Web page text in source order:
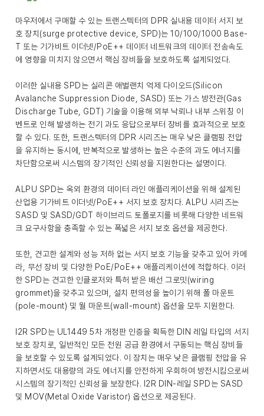
마우저에서 구매할 수 있는 트랜스텍터의 DPR 실내용 데이터 서지 보
호 장치(surge protective device, SPD)는 10/100/1000 Base-
T 또는 기가비트 이더넷/PoE++ 데이터 네트워크의 데이터 전송속도
에 영향을 미치지 않으면서 핵심 장비들을 보호하도록 설계되었다.
이러한 실내용 SPD는 실리콘 애벌랜치 억제 다이오드(Silicon
Avalanche Suppression Diode, SASD) 또는 가스 방전관(Gas
Discharge Tube, GDT) 기술을 이용해 외부 낙뢰나 내부 스위칭 이
벤트로 인해 발생하는 전기 과도 응답으로부터 장비를 효과적으로 보호
할 수 있다. 또한, 트랜스텍터의 DPR 시리즈는 매우 낮은 클램핑 전압
을 유지하는 동시에, 반복적으로 발생하는 높은 수준의 과도 에너지를
차단함으로써 시스템의 장기적인 신뢰성을 지원한다는 설명이다.
ALPU SPD는 옥외 환경의 데이터 라인 애플리케이션을 위해 설계된
산업용 기가비트 이더넷/PoE++ 서지 보호 장치다. ALPU 시리즈는
SASD 및 SASD/GDT 하이브리드 토폴로지를 비롯해 다양한 네트워
크 요구사항을 충족할 수 있는 폭넓은 서지 보호 옵션을 제공한다.
또한, 견고한 설계와 성능 저하 없는 서지 보호 기능을 갖추고 있어 카메
라, 무선 장비 및 다양한 PoE/PoE++ 애플리케이션에 적합하다. 이러
한 SPD는 견고한 인클로저와 특허 받은 배선 그로밋(wiring
grommet)을 갖추고 있으며, 설치 편의성을 높이기 위해 폴 마운트
(pole-mount) 및 월 마운트(wall-mount) 옵션을 모두 지원한다.
I2R SPD는 UL1449 5차 개정판 인증을 획득한 DIN 레일 타입의 서지
보호 장치로, 일반적인 모든 전원 공급 환경에서 구동되는 핵심 장비들
을 보호할 수 있도록 설계되었다. 이 장치는 매우 낮은 클램핑 전압을 유
지하면서도 대용량의 과도 에너지를 안전하게 우회하여 방전시킴으로써
시스템의 장기적인 신뢰성을 보장한다. I2R DIN-레일 SPD는 SASD
및 MOV(Metal Oxide Varistor) 옵션으로 제공된다.